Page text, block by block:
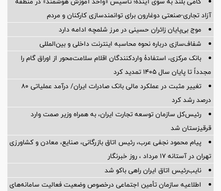
آزاد تجاری-صنعتی دوغارون برای توانمندسازی کارکنان و مردم
موج بی‌پایان زائران حسینی در مرز شلمچه ادامه دارد
شفاف‌سازی درباره نحوه محاسبه اینترنت داخلی و بین‌المللی
بانک مرکزی، استفادۀ واردکنندگان اقلام سلامت‌محور از اوراق گام را
مجدداً تا پایان سال ۱۴۰۵ تمدید کرد
تغییر مثبت در عملکرد مالی بانک صادرات ایران/ درآمد عملیاتی 80
درصد رشد کرد
رئیس‌کل سازمان توسعه تجارت ایران، به همراه وزیر صمت وارد
قرقیزستان شد
پیام محمود نجفی عرب، رئیس اتاق بازرگانی، صنایع، معادن و کشاورزی
تهران در آستانه 17 مرداد ، روز خبرنگار
نایب‌رئیس اتاق ایران راهی باکو شد
اطلاعیه سازمان تأمین اجتماعی درخصوص وضعیت فعالیت سامانه‌های